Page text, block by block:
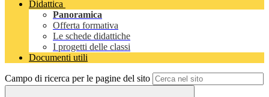
Didattica
Panoramica
Offerta formativa
Le schede didattiche
I progetti delle classi
Documenti utili
Campo di ricerca per le pagine del sito